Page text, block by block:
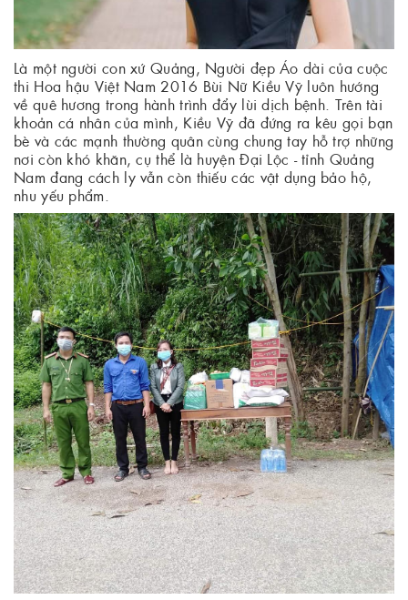
Là một người con xứ Quảng, Người đẹp Áo dài của cuộc
thi Hoa hậu Việt Nam 2016 Bùi Nữ Kiều Vỹ luôn hướng
về quê hương trong hành trình đẩy lùi dịch bệnh. Trên tài
khoản cá nhân của mình, Kiều Vỹ đã đứng ra kêu gọi bạn
bè và các mạnh thường quân cùng chung tay hỗ trợ những
nơi còn khó khăn, cụ thể là huyện Đại Lộc - tỉnh Quảng
Nam đang cách ly vẫn còn thiếu các vật dụng bảo hộ,
nhu yếu phẩm.